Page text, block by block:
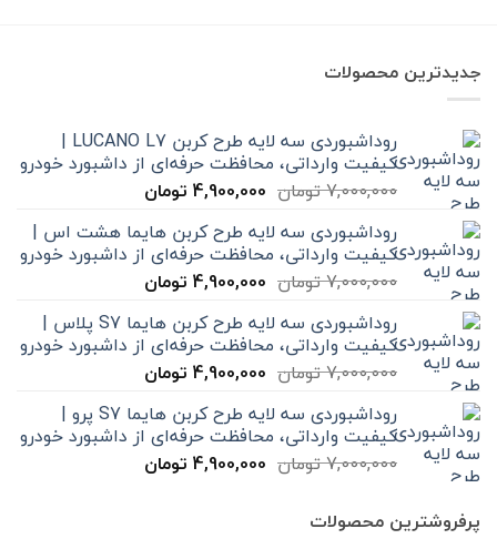
جدیدترین محصولات
روداشبوردی سه‌ لایه طرح کربن LUCANO L7 |
کیفیت وارداتی، محافظت حرفه‌ای از داشبورد خودرو
7,000,000تومان قیمت
7,000,000 تومان
بود.
4,900,000 تومانقیمت
4,900,000 تومان
است.
روداشبوردی سه‌ لایه طرح کربن هایما هشت اس |
کیفیت وارداتی، محافظت حرفه‌ای از داشبورد خودرو
7,000,000تومان قیمت
7,000,000 تومان
بود.
4,900,000 تومانقیمت
4,900,000 تومان
است.
روداشبوردی سه‌ لایه طرح کربن هایما S7 پلاس |
کیفیت وارداتی، محافظت حرفه‌ای از داشبورد خودرو
7,000,000تومان قیمت
7,000,000 تومان
بود.
4,900,000 تومانقیمت
4,900,000 تومان
است.
روداشبوردی سه‌ لایه طرح کربن هایما S7 پرو |
کیفیت وارداتی، محافظت حرفه‌ای از داشبورد خودرو
7,000,000تومان قیمت
4,900,000 تومانقیمت
پرفروشترین محصولات